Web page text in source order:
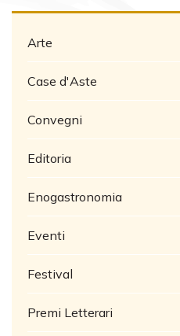
Arte
Case d'Aste
Convegni
Editoria
Enogastronomia
Eventi
Festival
Premi Letterari